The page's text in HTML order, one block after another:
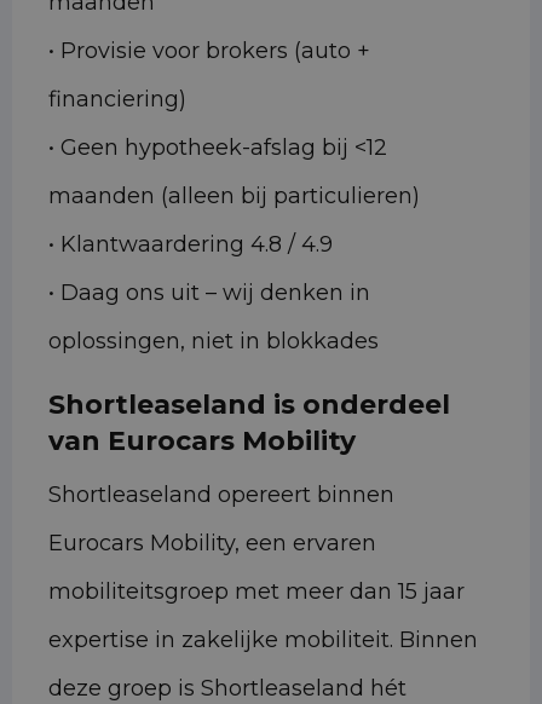
• Provisie voor brokers (auto +
financiering)
• Geen hypotheek-afslag bij <12
maanden (alleen bij particulieren)
• Klantwaardering 4.8 / 4.9
• Daag ons uit – wij denken in
oplossingen, niet in blokkades
Shortleaseland is onderdeel
van Eurocars Mobility
Shortleaseland opereert binnen
Eurocars Mobility, een ervaren
mobiliteitsgroep met meer dan 15 jaar
expertise in zakelijke mobiliteit. Binnen
deze groep is Shortleaseland hét